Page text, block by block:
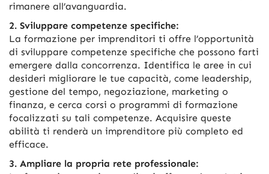
rimanere all’avanguardia.
2. Sviluppare competenze specifiche:
La formazione per imprenditori ti offre l’opportunità
di sviluppare competenze specifiche che possono farti
emergere dalla concorrenza. Identifica le aree in cui
desideri migliorare le tue capacità, come leadership,
gestione del tempo, negoziazione, marketing o
finanza, e cerca corsi o programmi di formazione
focalizzati su tali competenze. Acquisire queste
abilità ti renderà un imprenditore più completo ed
efficace.
3. Ampliare la propria rete professionale: